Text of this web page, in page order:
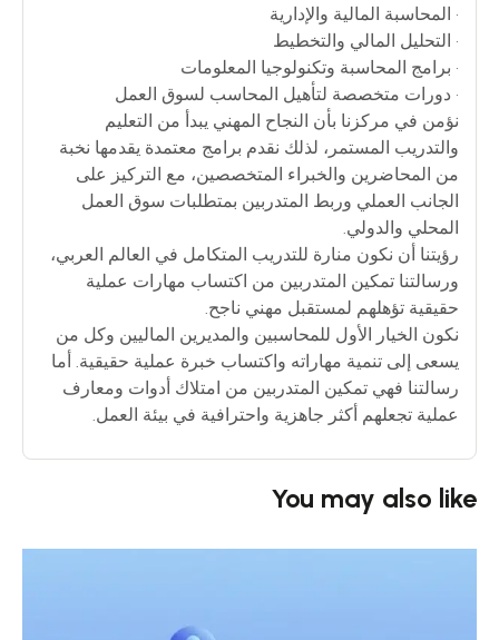
• المحاسبة المالية والإدارية
• التحليل المالي والتخطيط
• برامج المحاسبة وتكنولوجيا المعلومات
• دورات متخصصة لتأهيل المحاسب لسوق العمل
نؤمن في مركزنا بأن النجاح المهني يبدأ من التعليم
والتدريب المستمر، لذلك نقدم برامج معتمدة يقدمها نخبة
من المحاضرين والخبراء المتخصصين، مع التركيز على
الجانب العملي وربط المتدربين بمتطلبات سوق العمل
المحلي والدولي.
رؤيتنا أن نكون منارة للتدريب المتكامل في العالم العربي،
ورسالتنا تمكين المتدربين من اكتساب مهارات عملية
حقيقية تؤهلهم لمستقبل مهني ناجح.
نكون الخيار الأول للمحاسبين والمديرين الماليين وكل من
يسعى إلى تنمية مهاراته واكتساب خبرة عملية حقيقية. أما
رسالتنا فهي تمكين المتدربين من امتلاك أدوات ومعارف
عملية تجعلهم أكثر جاهزية واحترافية في بيئة العمل.
You may also like